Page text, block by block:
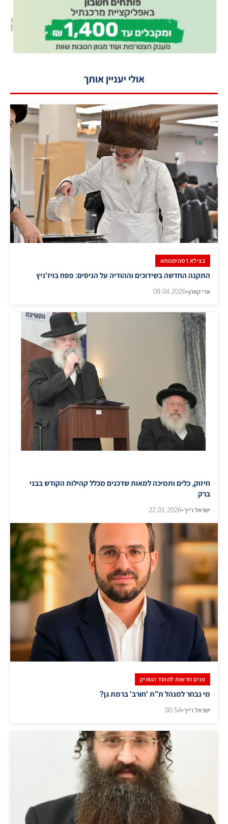
אולי יעניין אותך
בצילא דמהימנותא
התקנה החדשה בשידוכים וההודיה על הניסים: פסח בויז'ניץ
ארי קאהן•
09.04.2026
חיזוק, כלים ותמיכה למאות שדכנים מכלל קהילות הקודש בבני
ברק
ישראל רייך•
22.01.2026
פנים חדשות למוסד הוותיק
מי נבחר למנהל ת"ת 'חורב' ברמת גן?
ישראל רייך•
00:54